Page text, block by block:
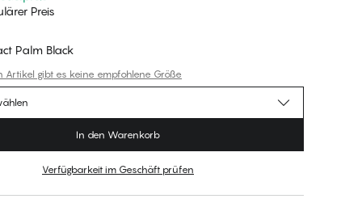
Preis
Palm Black
Artikel gibt es keine empfohlene Größe
In den Warenkorb
Verfügbarkeit im Geschäft prüfen